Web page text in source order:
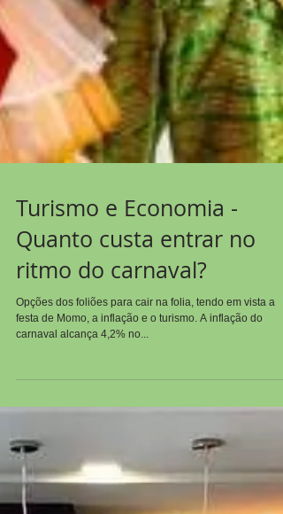
Turismo e Economia -
Quanto custa entrar no
ritmo do carnaval?
Opções dos foliões para cair na folia, tendo em vista a